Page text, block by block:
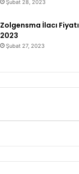
Şubat 28, 2023
Zolgensma İlacı Fiyatı
2023
Şubat 27, 2023